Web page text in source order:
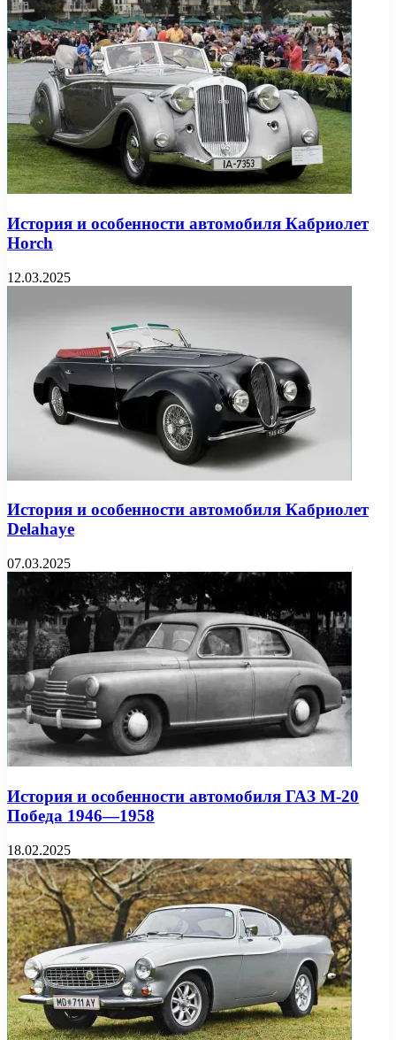
История и особенности автомобиля Кабриолет
Horch
12.03.2025
История и особенности автомобиля Кабриолет
Delahaye
07.03.2025
История и особенности автомобиля ГАЗ М-20
Победа 1946—1958
18.02.2025